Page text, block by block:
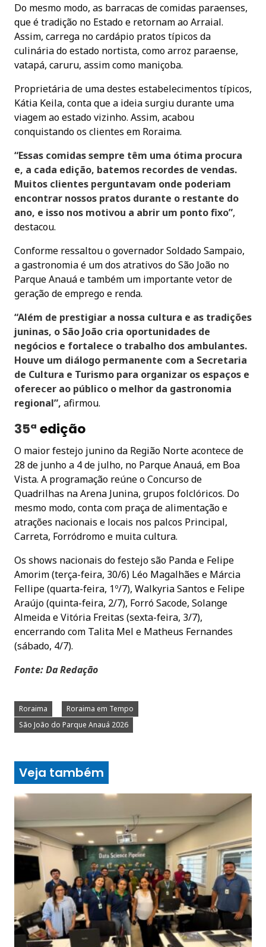
Do mesmo modo, as barracas de comidas paraenses,
que é tradição no Estado e retornam ao Arraial.
Assim, carrega no cardápio pratos típicos da
culinária do estado nortista, como arroz paraense,
vatapá, caruru, assim como maniçoba.
Proprietária de uma destes estabelecimentos típicos,
Kátia Keila, conta que a ideia surgiu durante uma
viagem ao estado vizinho. Assim, acabou
conquistando os clientes em Roraima.
“Essas comidas sempre têm uma ótima procura
e, a cada edição, batemos recordes de vendas.
Muitos clientes perguntavam onde poderiam
encontrar nossos pratos durante o restante do
ano, e isso nos motivou a abrir um ponto fixo”,
destacou.
Conforme ressaltou o governador Soldado Sampaio,
a gastronomia é um dos atrativos do São João no
Parque Anauá e também um importante vetor de
geração de emprego e renda.
“Além de prestigiar a nossa cultura e as tradições
juninas, o São João cria oportunidades de
negócios e fortalece o trabalho dos ambulantes.
Houve um diálogo permanente com a Secretaria
de Cultura e Turismo para organizar os espaços e
oferecer ao público o melhor da gastronomia
regional”, afirmou.
35ªedição
O maior festejo junino da Região Norte acontece de
28 de junho a 4 de julho, no Parque Anauá, em Boa
Vista. A programação reúne o Concurso de
Quadrilhas na Arena Junina, grupos folclóricos. Do
mesmo modo, conta com praça de alimentação e
atrações nacionais e locais nos palcos Principal,
Carreta, Forródromo e muita cultura.
Os shows nacionais do festejo são Panda e Felipe
Amorim (terça-feira, 30/6) Léo Magalhães e Márcia
Fellipe (quarta-feira, 1º/7), Walkyria Santos e Felipe
Araújo (quinta-feira, 2/7), Forró Sacode, Solange
Almeida e Vitória Freitas (sexta-feira, 3/7),
encerrando com Talita Mel e Matheus Fernandes
(sábado, 4/7).
Fonte: Da Redação
Roraima
Roraima em Tempo
São João do Parque Anauá 2026
Veja também